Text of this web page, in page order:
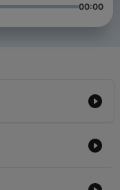
00:00